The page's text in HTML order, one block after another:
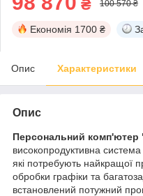
₴ 100 570 ₴
Економія 1700 ₴
Опис Характеристики
Опис
Персональний комп'ютер
високопродуктивна
які потребують найкращої
обробки графіки та
встановлений потужний